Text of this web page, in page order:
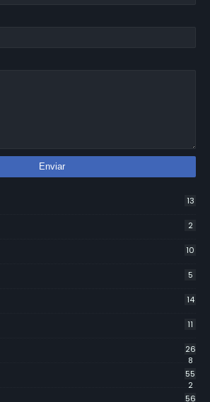
13
2
10
5
14
11
26
8
55
2
56